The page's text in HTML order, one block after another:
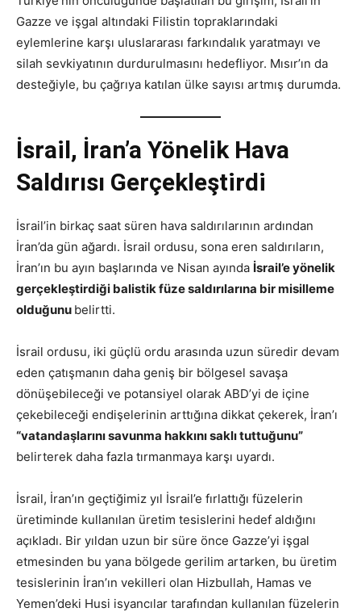
Gazze ve işgal altındaki Filistin topraklarındaki
eylemlerine karşı uluslararası farkındalık yaratmayı ve
silah sevkiyatının durdurulmasını hedefliyor. Mısır’ın da
desteğiyle, bu çağrıya katılan ülke sayısı artmış durumda.
İsrail, İran’a Yönelik Hava
Saldırısı Gerçekleştirdi
İsrail’in birkaç saat süren hava saldırılarının ardından
İran’da gün ağardı. İsrail ordusu, sona eren saldırıların,
İran’ın bu ayın başlarında ve Nisan ayında İsrail’e yönelik
gerçekleştirdiği balistik füze saldırılarına bir misilleme
olduğunu belirtti.
İsrail ordusu, iki güçlü ordu arasında uzun süredir devam
eden çatışmanın daha geniş bir bölgesel savaşa
dönüşebileceği ve potansiyel olarak ABD’yi de içine
çekebileceği endişelerinin arttığına dikkat çekerek, İran’ı
“vatandaşlarını savunma hakkını saklı tuttuğunu”
belirterek daha fazla tırmanmaya karşı uyardı.
İsrail, İran’ın geçtiğimiz yıl İsrail’e fırlattığı füzelerin
üretiminde kullanılan üretim tesislerini hedef aldığını
açıkladı. Bir yıldan uzun bir süre önce Gazze’yi işgal
etmesinden bu yana bölgede gerilim artarken, bu üretim
tesislerinin İran’ın vekilleri olan Hizbullah, Hamas ve
Yemen’deki Husi isyancılar tarafından kullanılan füzelerin